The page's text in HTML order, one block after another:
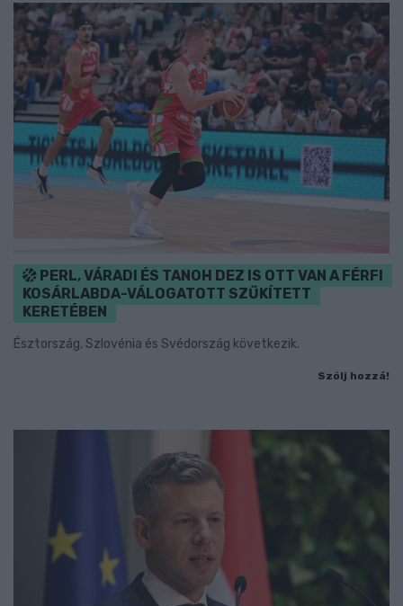
PERL, VÁRADI ÉS TANOH DEZ IS OTT VAN A FÉRFI
KOSÁRLABDA-VÁLOGATOTT SZŰKÍTETT
KERETÉBEN
Észtország, Szlovénia és Svédország következik.
Szólj hozzá!